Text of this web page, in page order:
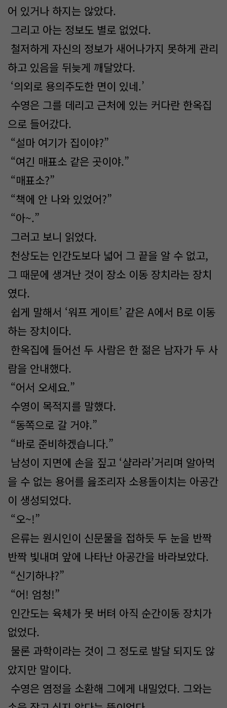
어 있거나 하지는 않았다.
그리고 아는 정보도 별로 없었다.
철저하게 자신의 정보가 새어나가지 못하게 관리
하고 있음을 뒤늦게 깨달았다.
‘의외로 용의주도한 면이 있네.’
수영은 그를 데리고 근처에 있는 커다란 한옥집
으로 들어갔다.
“설마 여기가 집이야?”
“여긴 매표소 같은 곳이야.”
“매표소?”
“책에 안 나와 있었어?”
“아~.”
그러고 보니 읽었다.
천상도는 인간도보다 넓어 그 끝을 알 수 없고,
그 때문에 생겨난 것이 장소 이동 장치라는 장치
였다.
쉽게 말해서 ‘워프 게이트’ 같은 A에서 B로 이동
하는 장치이다.
한옥집에 들어선 두 사람은 한 젊은 남자가 두 사
람을 안내했다.
“어서 오세요.”
수영이 목적지를 말했다.
“동쪽으로 갈 거야.”
“바로 준비하겠습니다.”
남성이 지면에 손을 짚고 ‘샬라라’거리며 알아먹
을 수 없는 용어를 읊조리자 소용돌이치는 아공간
이 생성되었다.
“오~!”
은류는 원시인이 신문물을 접하듯 두 눈을 반짝
반짝 빛내며 앞에 나타난 아공간을 바라보았다.
“신기하냐?”
“어! 엄청!”
인간도는 육체가 못 버텨 아직 순간이동 장치가
없었다.
물론 과학이라는 것이 그 정도로 발달 되지도 않
았지만 말이다.
수영은 염정을 소환해 그에게 내밀었다. 그와는